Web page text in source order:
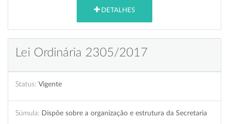
DETALHES
Lei Ordinária 2305/2017
Status: Vigente
Súmula: Dispõe sobre a organização e estrutura da Secretaria